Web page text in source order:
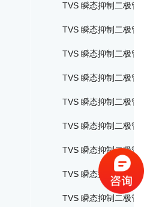
TVS 瞬态抑制二极管
TVS 瞬态抑制二极管
TVS 瞬态抑制二极管
TVS 瞬态抑制二极管
TVS 瞬态抑制二极管
TVS 瞬态抑制二极管
TVS 瞬态抑制二极管
TVS 瞬态抑制二极管
TVS 瞬态抑制二极管